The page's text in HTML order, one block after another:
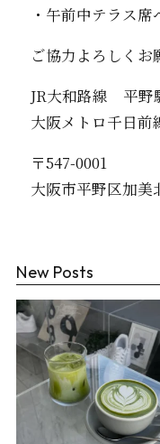
・午前中テラス
ご協力よろしく
JR大和路線 平野
大阪メトロ千日
〒547-0001
大阪市平野区加美
New Posts